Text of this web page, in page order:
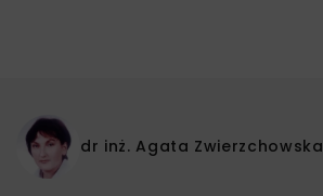
dr inż. Agata Zwierzchowska